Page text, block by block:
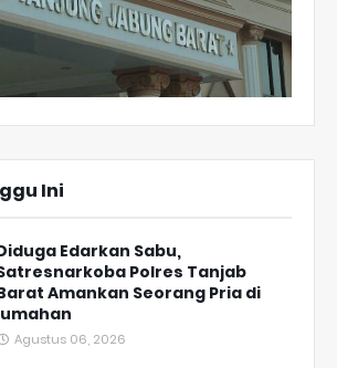
Ini
Edarkan Sabu,
Polres Tanjab
Amankan Seorang Pria di
Agustus 06, 2026